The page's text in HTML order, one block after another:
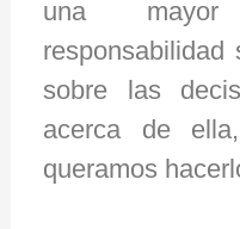
una
responsabilidad
sobre las
acerca de
queramos